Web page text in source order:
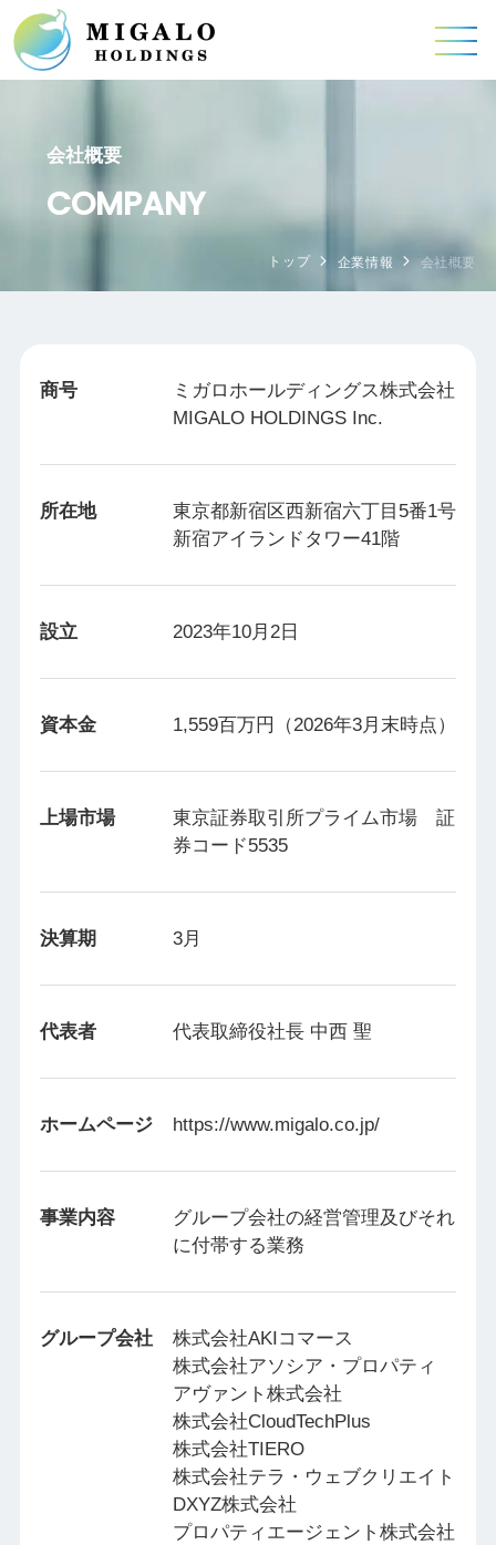
会社概要
COMPANY
トップ 企業情報 会社概要
商号
ミガロホールディングス株式会社
MIGALO HOLDINGS Inc.
所在地
東京都新宿区西新宿六丁目5番1号
新宿アイランドタワー41階
設立 2023年10月2日
資本金 1,559百万円（2026年3月末時点）
上場市場
東京証券取引所プライム市場 証
券コード5535
決算期 3月
代表者 代表取締役社長 中西 聖
ホームページ https://www.migalo.co.jp/
事業内容
グループ会社の経営管理及びそれ
に付帯する業務
グループ会社
株式会社AKIコマース
株式会社アソシア・プロパティ
アヴァント株式会社
株式会社CloudTechPlus
株式会社TIERO
株式会社テラ・ウェブクリエイト
DXYZ株式会社
プロパティエージェント株式会社